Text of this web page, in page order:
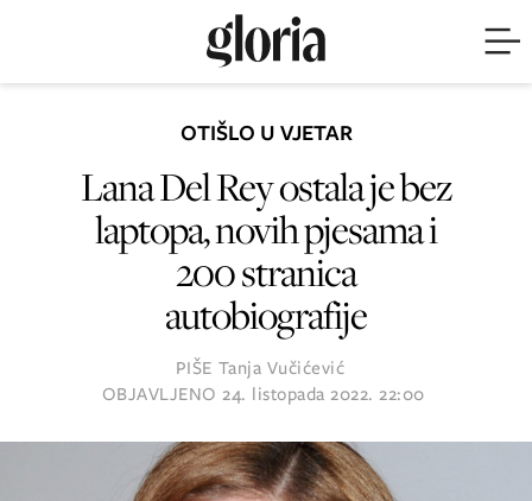
OTIŠLO U VJETAR
Lana Del Rey ostala je bez
laptopa, novih pjesama i
200 stranica
autobiografije
PIŠE Tanja Vučićević
OBJAVLJENO 24. listopada 2022. 22:00